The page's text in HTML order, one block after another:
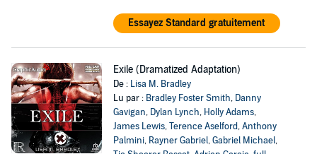
Essayez Standard gratuitement
Exile (Dramatized Adaptation)
De : Lisa M. Bradley
Lu par : Bradley Foster Smith, Danny
Gavigan, Dylan Lynch, Holly Adams,
James Lewis,Terence Aselford,Anthony
Palmini, Rayner Gabriel,Gabriel Michael,